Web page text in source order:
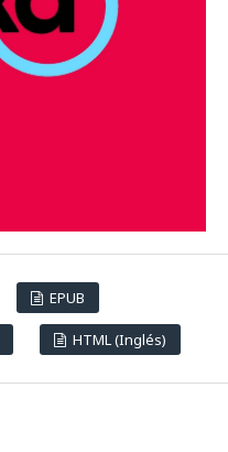
EPUB
HTML (Inglés)